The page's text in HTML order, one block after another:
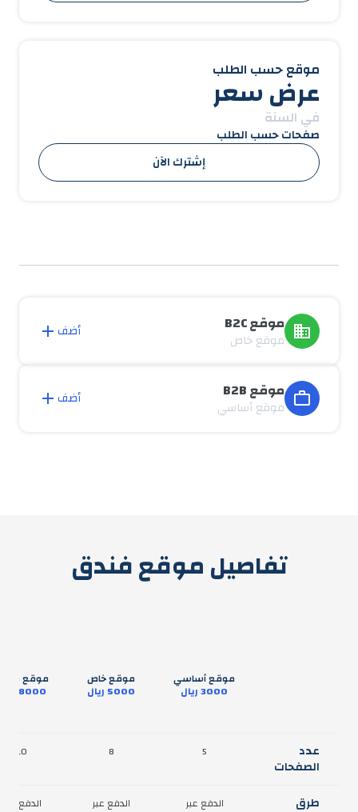
موقع حسب الطلب
عرض سعر
في السنة
صفحات حسب الطلب
إشترك الآن
موقع B2C
موقع خاص أضف
موقع B2B
موقع أساسي أضف
تفاصيل موقع فندق
موقع أساسي
3000ريال
موقع خاص
5000ريال
موقع
8000
عدد
الصفحات
5
8
10
طرق الدفع عبر الدفع عبر الدفع عبر